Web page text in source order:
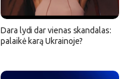
Dara lydi dar vienas skandalas:
palaikė karą Ukrainoje?